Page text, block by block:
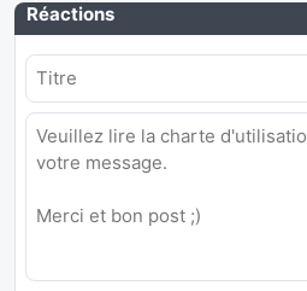
Réactions